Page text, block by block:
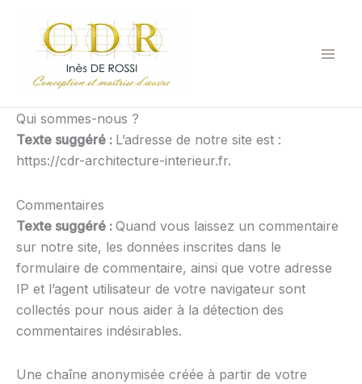
contenu
Qui sommes-nous ?
Texte suggéré : L’adresse de notre site est :
https://cdr-architecture-interieur.fr.
Commentaires
Texte suggéré : Quand vous laissez un commentaire
sur notre site, les données inscrites dans le
formulaire de commentaire, ainsi que votre adresse
IP et l’agent utilisateur de votre navigateur sont
collectés pour nous aider à la détection des
commentaires indésirables.
Une chaîne anonymisée créée à partir de votre